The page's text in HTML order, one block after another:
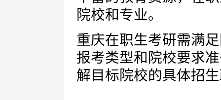
院校和专业。
重庆在职生考研需满
报考类型和院校要求
解目标院校的具体招